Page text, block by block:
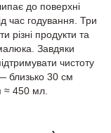
до поверхні
час годування. Три
різні продукти та
Завдяки
чистоту
близько 30 см
≈ 450 мл.